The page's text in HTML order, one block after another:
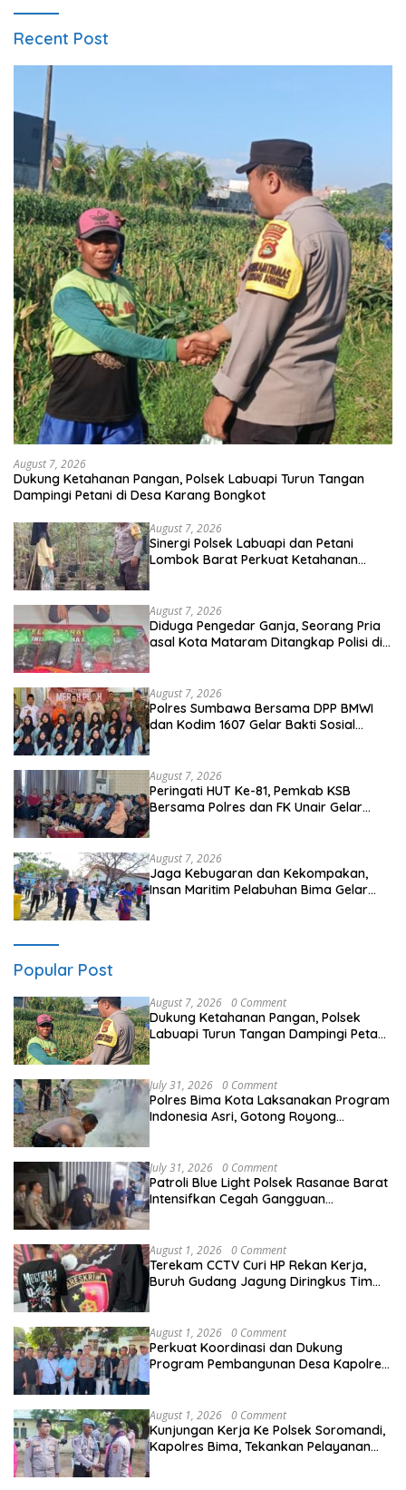
Recent Post
August 7, 2026
Dukung Ketahanan Pangan, Polsek Labuapi Turun Tangan
Dampingi Petani di Desa Karang Bongkot
August 7, 2026
Sinergi Polsek Labuapi dan Petani
Lombok Barat Perkuat Ketahanan
August 7, 2026
Diduga Pengedar Ganja, Seorang Pria
asal Kota Mataram Ditangkap Polisi di
August 7, 2026
Polres Sumbawa Bersama DPP BMWI
dan Kodim 1607 Gelar Bakti Sosial
August 7, 2026
Peringati HUT Ke-81, Pemkab KSB
Bersama Polres dan FK Unair Gelar
August 7, 2026
Jaga Kebugaran dan Kekompakan,
Insan Maritim Pelabuhan Bima Gelar
Popular Post
August 7, 2026 0 Comment
Dukung Ketahanan Pangan, Polsek
Labuapi Turun Tangan Dampingi Petani
July 31, 2026 0 Comment
Polres Bima Kota Laksanakan Program
Indonesia Asri, Gotong Royong
July 31, 2026 0 Comment
Patroli Blue Light Polsek Rasanae Barat
Intensifkan Cegah Gangguan
August 1, 2026 0 Comment
Terekam CCTV Curi HP Rekan Kerja,
Buruh Gudang Jagung Diringkus Tim
August 1, 2026 0 Comment
Perkuat Koordinasi dan Dukung
Program Pembangunan Desa Kapolres
August 1, 2026 0 Comment
Kunjungan Kerja Ke Polsek Soromandi,
Kapolres Bima, Tekankan Pelayanan